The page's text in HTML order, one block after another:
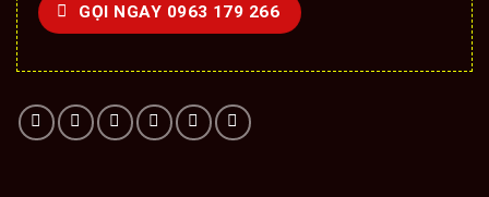
GỌI NGAY 0963 179 266